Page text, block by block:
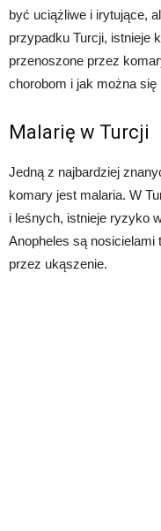
być uciążliwe i irytujące,
przypadku Turcji, istnieje
przenoszone przez
chorobom i jak można się
Malarię w Turcji
Jedną z najbardziej
komary jest malaria. W
i leśnych, istnieje ryzyko
Anopheles są nosicielami
przez ukąszenie.